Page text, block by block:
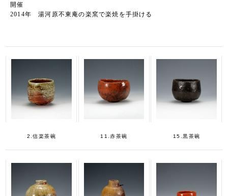
開催
2014年 湯河原不東庵の楽窯で楽焼を手掛ける
2.信楽茶碗 11.赤茶碗 15.黒茶碗